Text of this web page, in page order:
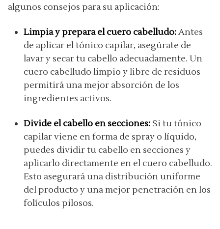
algunos consejos para su aplicación:
Limpia y prepara el cuero cabelludo:Antes
de aplicar el tónico capilar, asegúrate de
lavar y secar tu cabello adecuadamente. Un
cuero cabelludo limpio y libre de residuos
permitirá una mejor absorción de los
ingredientes activos.
Divide el cabello en secciones: Si tu tónico
capilar viene en forma de spray o líquido,
puedes dividir tu cabello en secciones y
aplicarlo directamente en el cuero cabelludo.
Esto asegurará una distribución uniforme
del producto y una mejor penetración en los
folículos pilosos.